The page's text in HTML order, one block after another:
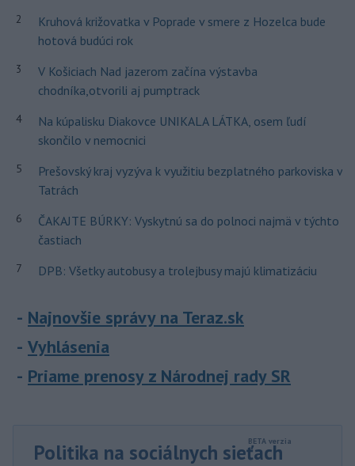
2
Kruhová križovatka v Poprade v smere z Hozelca bude
hotová budúci rok
3
V Košiciach Nad jazerom začína výstavba
chodníka,otvorili aj pumptrack
4
Na kúpalisku Diakovce UNIKALA LÁTKA, osem ľudí
skončilo v nemocnici
5
Prešovský kraj vyzýva k využitiu bezplatného parkoviska v
Tatrách
6
ČAKAJTE BÚRKY: Vyskytnú sa do polnoci najmä v týchto
častiach
7 DPB: Všetky autobusy a trolejbusy majú klimatizáciu
Najnovšie správy na Teraz.sk
Vyhlásenia
Priame prenosy z Národnej rady SR
Politika na sociálnych sieťach